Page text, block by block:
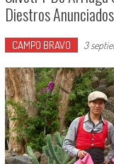
Diestros
CAMPO BRAVO 3